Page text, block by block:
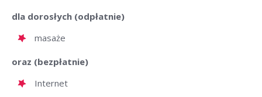
dla dorosłych (odpłatnie)
masaże
oraz (bezpłatnie)
Internet